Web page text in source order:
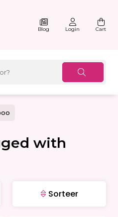
Blog Login Cart
with
Sorteer